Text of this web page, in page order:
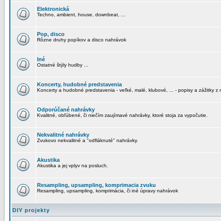
Elektronická
Techno, ambient, house, downbeat, ...
Pop, disco
Rôzne druhy popíkov a disco nahrávok
Iné
Ostatné štýly hudby ...
Koncerty, hudobné predstavenia
Koncerty a hudobné predstavenia - veľké, malé, klubové, ... - popisy a zážitky z
Odporúčané nahrávky
Kvalitné, obľúbené, či niečím zaujímavé nahrávky, ktoré stoja za vypočutie.
Nekvalitné nahrávky
Zvukovo nekvalitné a "odfláknuté" nahrávky.
Akustika
Akustika a jej vplyv na posluch.
Resampling, upsampling, komprimacia zvuku
Resampling, upsampling, komprimácia, či iné úpravy nahrávok
DIY projekty